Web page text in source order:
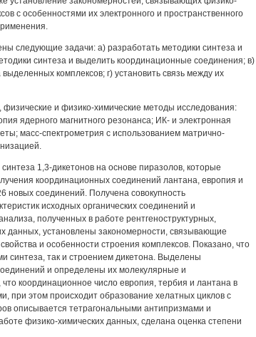
с особенностями их электронного и пространственного
следующие задачи: а) разработать методики синтеза и
синтеза и выделить координационные соединения; в)
комплексов; г) установить связь между их
и физико-химические методы исследования:
ядерного магнитного резонанса; ИК- и электронная
масс-спектрометрия с использованием матрично-
1,3-дикетонов на основе пиразолов, которые
координационных соединений лантана, европия и
соединений. Получена совокупность
исходных органических соединений и
полученных в работе рентгеноструктурных,
данных, установлены закономерности, связывающие
и особенности строения комплексов. Показано, что
синтеза, так и строением дикетона. Выделены
и определены их молекулярные и
что координационное число европия, тербия и лантана в
при этом происходит образование хелатных циклов с
описывается тетрагональными антипризмами и
физико-химических данных, сделана оценка степени